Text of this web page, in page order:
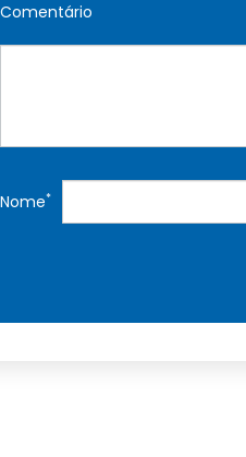
Comentário
Nome*